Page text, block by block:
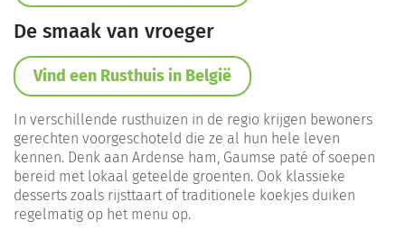
De smaak van vroeger
Vind een Rusthuis in België
In verschillende rusthuizen in de regio krijgen bewoners
gerechten voorgeschoteld die ze al hun hele leven
kennen. Denk aan Ardense ham, Gaumse paté of soepen
bereid met lokaal geteelde groenten. Ook klassieke
desserts zoals rijsttaart of traditionele koekjes duiken
regelmatig op het menu op.